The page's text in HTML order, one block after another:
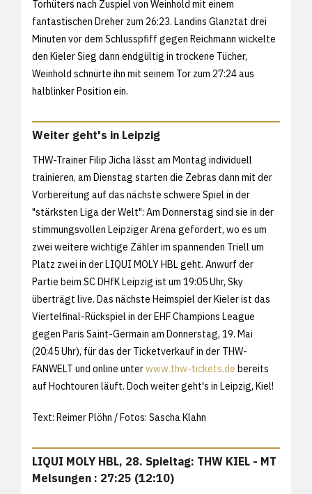
Torhüters nach Zuspiel von Weinhold mit einem
fantastischen Dreher zum 26:23. Landins Glanztat drei
Minuten vor dem Schlusspfiff gegen Reichmann wickelte
den Kieler Sieg dann endgültig in trockene Tücher,
Weinhold schnürte ihn mit seinem Tor zum 27:24 aus
halblinker Position ein.
Weiter geht's in Leipzig
THW-Trainer Filip Jicha lässt am Montag individuell
trainieren, am Dienstag starten die Zebras dann mit der
Vorbereitung auf das nächste schwere Spiel in der
"stärksten Liga der Welt": Am Donnerstag sind sie in der
stimmungsvollen Leipziger Arena gefordert, wo es um
zwei weitere wichtige Zähler im spannenden Triell um
Platz zwei in der LIQUI MOLY HBL geht. Anwurf der
Partie beim SC DHfK Leipzig ist um 19:05 Uhr, Sky
überträgt live. Das nächste Heimspiel der Kieler ist das
Viertelfinal-Rückspiel in der EHF Champions League
gegen Paris Saint-Germain am Donnerstag, 19. Mai
(20:45 Uhr), für das der Ticketverkauf in der THW-
FANWELT und online unterwww.thw-tickets.de bereits
auf Hochtouren läuft. Doch weiter geht's in Leipzig, Kiel!
Text: Reimer Plöhn / Fotos: Sascha Klahn
LIQUI MOLY HBL, 28. Spieltag: THW KIEL - MT
Melsungen : 27:25 (12:10)